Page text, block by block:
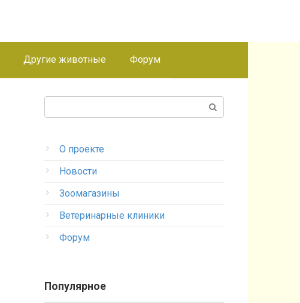
Другие животные Форум
О проекте
Новости
Зоомагазины
Ветеринарные клиники
Форум
Популярное